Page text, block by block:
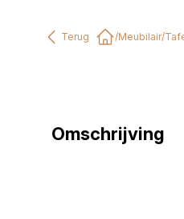
Terug
/Meubilair/
Omschrijving